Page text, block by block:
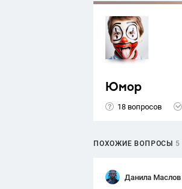
Юмор
18 вопросов
ПОХОЖИЕ ВОПРОСЫ 5
Данила Маслов